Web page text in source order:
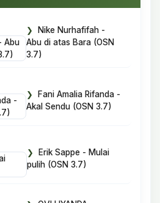
Nike Nurhafifah -
Abu di atas Bara (OSN
3.7)
Fani Amalia Rifanda -
Akal Sendu (OSN 3.7)
Erik Sappe - Mulai
pulih (OSN 3.7)